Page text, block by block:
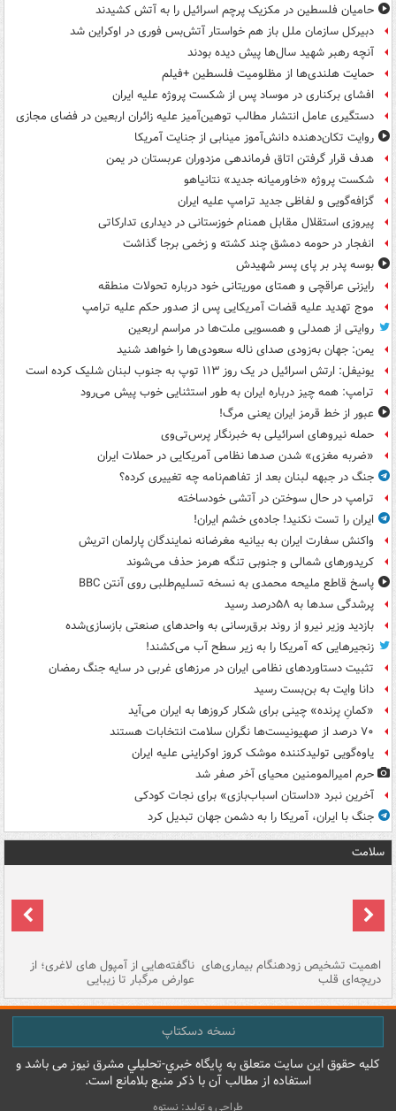
حامیان فلسطین در مکزیک پرچم اسرائیل را به آتش کشیدند
دبیرکل سازمان ملل باز هم خواستار آتش‌بس فوری در اوکراین شد
آنچه رهبر شهید سال‌ها پیش دیده بودند
حمایت هلندی‌ها از مظلومیت فلسطین +فیلم
افشای برکناری در موساد پس از شکست پروژه علیه ایران
دستگیری عامل انتشار مطالب توهین‌آمیز علیه زائران اربعین در فضای مجازی
روایت تکان‌دهنده دانش‌آموز مینابی از جنایت آمریکا
هدف قرار گرفتن اتاق‌ فرماندهی مزدوران عربستان در یمن
شکست پروژه «خاورمیانه جدید» نتانیاهو
گزافه‌گویی و لفاظی جدید ترامپ علیه ایران
پیروزی استقلال مقابل همنام خوزستانی در دیداری تدارکاتی
انفجار در حومه دمشق چند کشته و زخمی برجا گذاشت
بوسه‌ پدر بر پای پسر شهیدش
رایزنی عراقچی و همتای موریتانی خود درباره تحولات منطقه
موج تهدید علیه قضات آمریکایی پس از صدور حکم علیه ترامپ
روایتی از همدلی و همسویی ملت‌ها در مراسم اربعین
یمن: جهان به‌زودی صدای ناله سعودی‌ها را خواهد شنید
یونیفل: ارتش اسرائیل در یک روز ۱۱۳ توپ به جنوب لبنان شلیک کرده است
ترامپ: همه چیز درباره ایران به طور استثنایی خوب پیش می‌رود
عبور از خط قرمز ایران یعنی مرگ!
حمله نیروهای اسرائیلی به خبرنگار پرس‌تی‌وی
«ضربه مغزی» شدن صدها نظامی آمریکایی در حملات ایران
جنگ در جبهه لبنان بعد از تفاهم‌نامه چه تغییری کرده؟
ترامپ در حال سوختن در آتشی خودساخته
ایران را تست نکنید! جاده‌ی خشم ایران!
واکنش سفارت ایران به بیانیه مغرضانه نمایندگان پارلمان اتریش
کریدورهای شمالی و جنوبی تنگه هرمز حذف می‌شوند
پاسخ قاطع ملیحه محمدی به نسخه تسلیم‌طلبی روی آنتن BBC
پرشدگی سدها به ۵۸درصد رسید
بازدید وزیر نیرو از روند برق‌رسانی به واحدهای صنعتی بازسازی‌شده
زنجیرهایی که آمریکا را به زیر سطح آب می‌کشند!
تثبیت دستاوردهای نظامی ایران در مرزهای غربی در سایه جنگ رمضان
دانا وایت به بن‌بست رسید
«کمانِ پرنده» چینی برای شکار کروزها به ایران می‌آید
۷۰ درصد از صهیونیست‌ها نگران سلامت انتخابات هستند
یاوه‌گویی تولیدکننده موشک کروز اوکراینی علیه ایران
حرم امیرالمومنین محیای آخر صفر شد
آخرین نبرد «داستان اسباب‌بازی» برای نجات کودکی
جنگ با ایران، آمریکا را به دشمن جهان تبدیل کرد
سلامت
اهمیت تشخیص زودهنگام بیماری‌های
دریچه‌ای قلب
ناگفته‌هایی از آمپول های لاغری؛ از
عوارض مرگبار تا زیبایی
نسخه دسکتاپ
کليه حقوق اين سايت متعلق به پایگاه خبري-تحليلي مشرق نيوز می باشد و
استفاده از مطالب آن با ذکر منبع بلامانع است.
طراحی و تولید: نستوه